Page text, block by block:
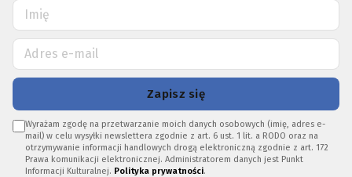
Zapisz się
Wyrażam zgodę na przetwarzanie moich danych osobowych (imię, adres e-
mail) w celu wysyłki newslettera zgodnie z art. 6 ust. 1 lit. a RODO oraz na
otrzymywanie informacji handlowych drogą elektroniczną zgodnie z art. 172
Prawa komunikacji elektronicznej. Administratorem danych jest Punkt
Informacji Kulturalnej. Polityka prywatności.